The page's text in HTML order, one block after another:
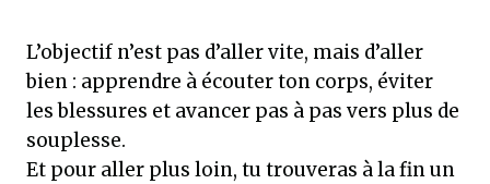
L’objectif n’est pas d’aller vite, mais d’aller
bien : apprendre à écouter ton corps, éviter
les blessures et avancer pas à pas vers plus de
souplesse.
Et pour aller plus loin, tu trouveras à la fin un